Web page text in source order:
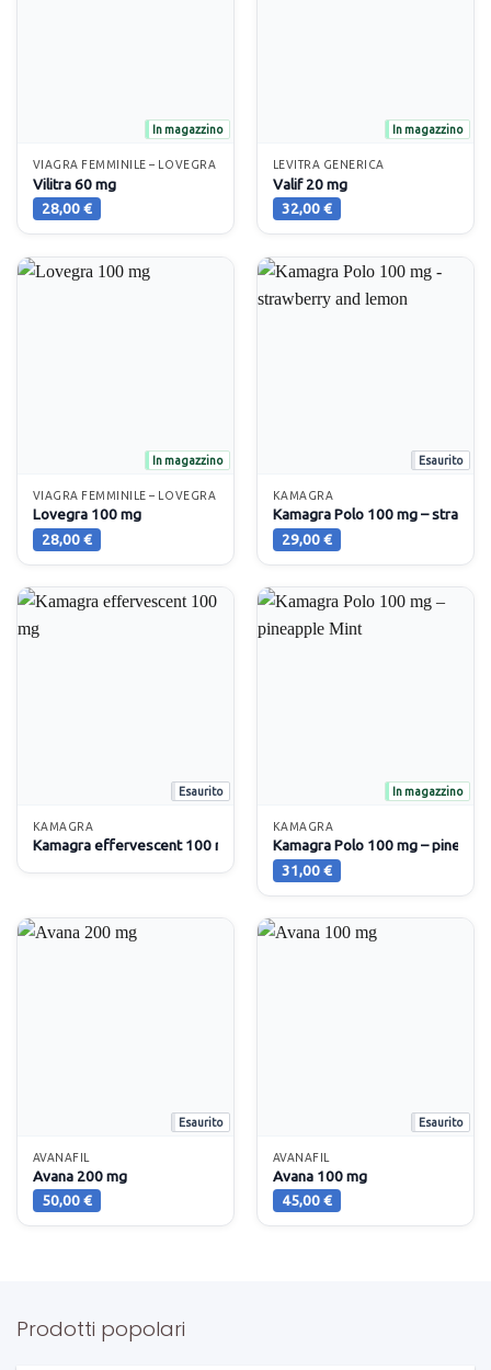
In magazzino
VIAGRA FEMMINILE – LOVEGRA
Vilitra 60 mg
28,00€
In magazzino
LEVITRA GENERICA
Valif 20 mg
32,00€
In magazzino
VIAGRA FEMMINILE – LOVEGRA
Lovegra 100 mg
28,00€
Esaurito
KAMAGRA
Kamagra Polo 100 mg –
29,00€
Esaurito
KAMAGRA
Kamagra effervescent 100 mg
In magazzino
KAMAGRA
Kamagra Polo 100 mg –
31,00€
Esaurito
AVANAFIL
Avana 200 mg
50,00€
Esaurito
AVANAFIL
Avana 100 mg
45,00€
Prodotti popolari